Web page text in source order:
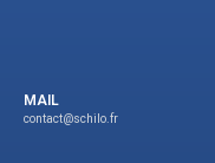
MAIL
contact@schilo.fr